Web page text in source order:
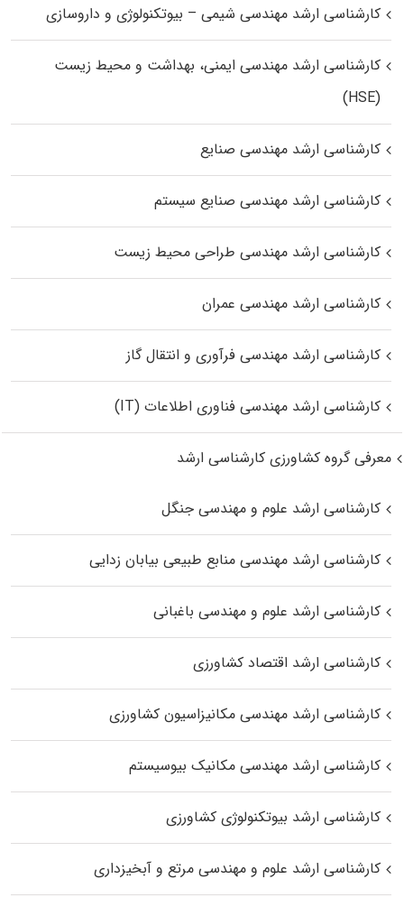
کارشناسی ارشد مهندسی شیمی – بیوتکنولوژی و داروسازی
کارشناسی ارشد مهندسی ایمنی، بهداشت و محیط زیست
(HSE)
کارشناسی ارشد مهندسی صنایع
کارشناسی ارشد مهندسی صنایع سیستم
کارشناسی ارشد مهندسی طراحی محیط زیست
کارشناسی ارشد مهندسی عمران
کارشناسی ارشد مهندسی فرآوری و انتقال گاز
کارشناسی ارشد مهندسی فناوری اطلاعات (IT)
معرفی گروه کشاورزی کارشناسی ارشد
کارشناسی ارشد علوم و مهندسی جنگل
کارشناسی ارشد مهندسی منابع طبیعی بیابان زدایی
کارشناسی ارشد علوم و مهندسی باغبانی
کارشناسی ارشد اقتصاد کشاورزی
کارشناسی ارشد مهندسی مکانیزاسیون کشاورزی
کارشناسی ارشد مهندسی مکانیک بیوسیستم
کارشناسی ارشد بیوتکنولوژی کشاورزی
کارشناسی ارشد علوم و مهندسی مرتع و آبخیزداری